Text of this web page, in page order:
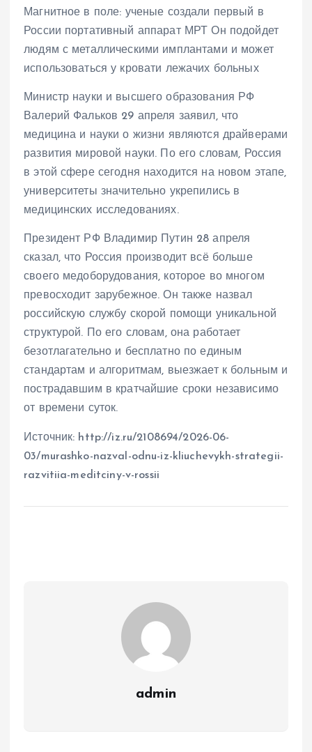
Магнитное в поле: ученые создали первый в
России портативный аппарат МРТ Он подойдет
людям с металлическими имплантами и может
использоваться у кровати лежачих больных
Министр науки и высшего образования РФ
Валерий Фальков 29 апреля заявил, что
медицина и науки о жизни являются драйверами
развития мировой науки. По его словам, Россия
в этой сфере сегодня находится на новом этапе,
университеты значительно укрепились в
медицинских исследованиях.
Президент РФ Владимир Путин 28 апреля
сказал, что Россия производит всё больше
своего медоборудования, которое во многом
превосходит зарубежное. Он также назвал
российскую службу скорой помощи уникальной
структурой. По его словам, она работает
безотлагательно и бесплатно по единым
стандартам и алгоритмам, выезжает к больным и
пострадавшим в кратчайшие сроки независимо
от времени суток.
Источник: http://iz.ru/2108694/2026-06-
03/murashko-nazval-odnu-iz-kliuchevykh-strategii-
razvitiia-meditciny-v-rossii
admin